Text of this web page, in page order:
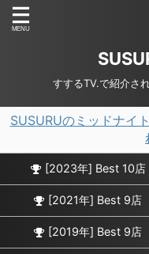
すするTV.で紹介さ
SUSURUのミッドナイ
[2023年] Best 10店
[2021年] Best 9店
[2019年] Best 9店